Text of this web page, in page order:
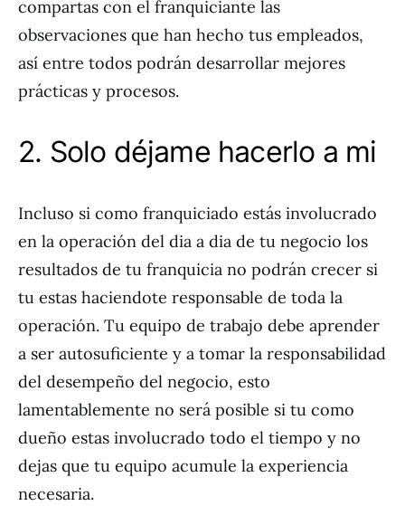
compartas con el franquiciante las
observaciones que han hecho tus empleados,
así entre todos podrán desarrollar mejores
prácticas y procesos.
2. Solo déjame hacerlo a mi
Incluso si como franquiciado estás involucrado
en la operación del dia a dia de tu negocio los
resultados de tu franquicia no podrán crecer si
tu estas haciendote responsable de toda la
operación. Tu equipo de trabajo debe aprender
a ser autosuficiente y a tomar la responsabilidad
del desempeño del negocio, esto
lamentablemente no será posible si tu como
dueño estas involucrado todo el tiempo y no
dejas que tu equipo acumule la experiencia
necesaria.